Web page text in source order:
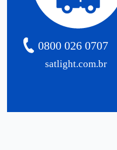
satlight.com.br
0800 026 0707